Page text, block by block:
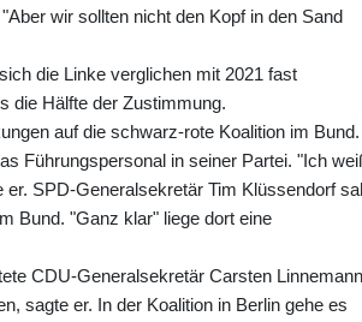
wir sollten nicht den Kopf in den Sand
die Linke verglichen mit 2021 fast
die Hälfte der Zustimmung.
auf die schwarz-rote Koalition im Bund.
Führungspersonal in seiner Partei. "Ich
SPD-Generalsekretär Tim Klüssendorf
Bund. "Ganz klar" liege dort eine
CDU-Generalsekretär Carsten
sagte er. In der Koalition in Berlin gehe es